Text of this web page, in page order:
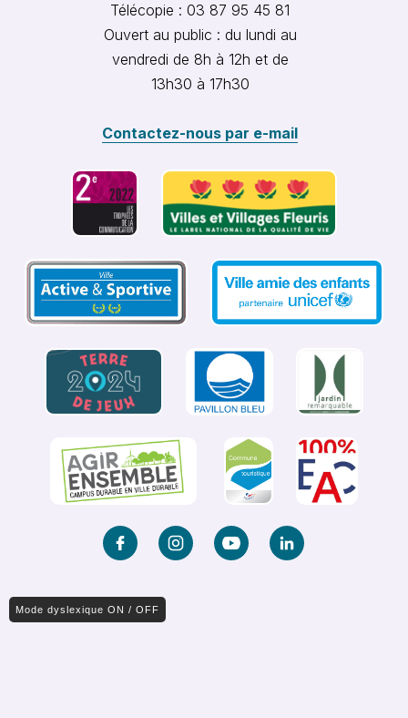
Télécopie : 03 87 95 45 81
Ouvert au public : du lundi au
vendredi de 8h à 12h et de
13h30 à 17h30
Contactez-nous par e-mail
Mode dyslexique ON / OFF